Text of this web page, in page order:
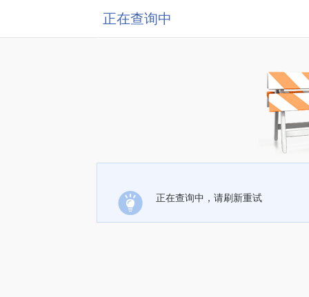
正在查询中
正在查询中，请刷新重试